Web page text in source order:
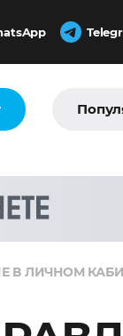
В ЛИЧНОМ